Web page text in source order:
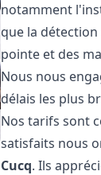
notamment
que la
pointe et des
Nous nous
délais les plus
Nos tarifs sont
satisfaits nous
Cucq. Ils